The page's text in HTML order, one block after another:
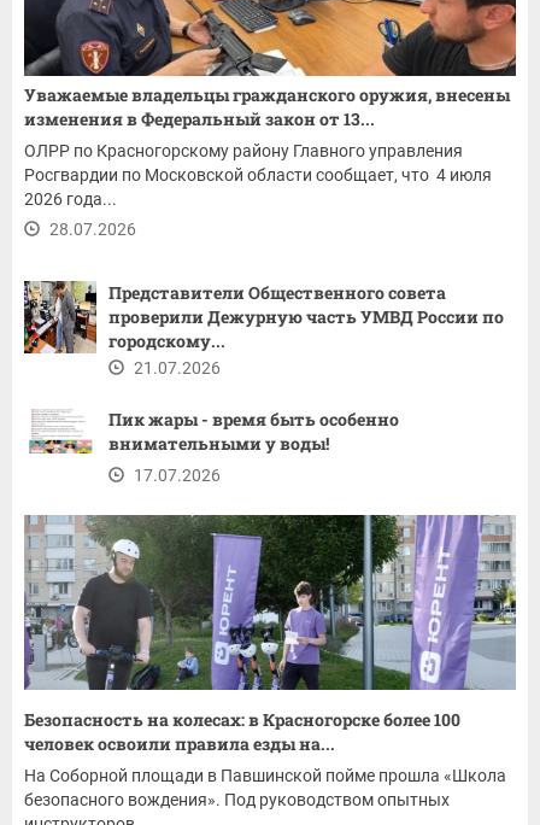
Уважаемые владельцы гражданского оружия, внесены
изменения в Федеральный закон от 13...
ОЛРР по Красногорскому району Главного управления
Росгвардии по Московской области сообщает, что 4 июля
2026 года...
28.07.2026
Представители Общественного совета
проверили Дежурную часть УМВД России по
городскому...
21.07.2026
Пик жары - время быть особенно
внимательными у воды!
17.07.2026
Безопасность на колесах: в Красногорске более 100
человек освоили правила езды на...
На Соборной площади в Павшинской пойме прошла «Школа
безопасного вождения». Под руководством опытных